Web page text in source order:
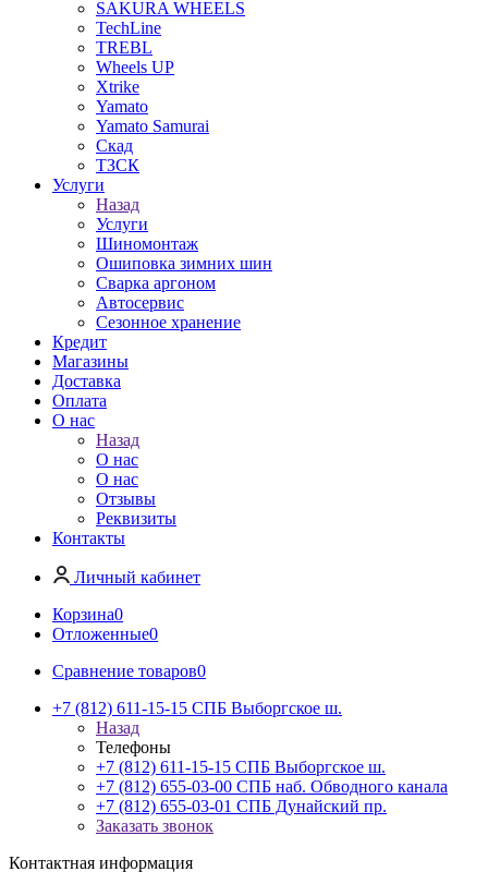
SAKURA WHEELS
TechLine
TREBL
Wheels UP
Xtrike
Yamato
Yamato Samurai
Скад
ТЗСК
Услуги
Назад
Услуги
Шиномонтаж
Ошиповка зимних шин
Сварка аргоном
Автосервис
Сезонное хранение
Кредит
Магазины
Доставка
Оплата
О нас
Назад
О нас
О нас
Отзывы
Реквизиты
Контакты
Личный кабинет
Корзина0
Отложенные0
Сравнение товаров0
+7 (812) 611-15-15 СПБ Выборгское ш.
Назад
Телефоны
+7 (812) 611-15-15 СПБ Выборгское ш.
+7 (812) 655-03-00 СПБ наб. Обводного канала
+7 (812) 655-03-01 СПБ Дунайский пр.
Заказать звонок
Контактная информация